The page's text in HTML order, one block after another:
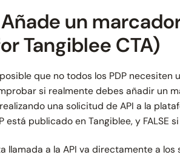
Añade un
Tangiblee CTA)
que no todos los PDP
si realmente debes añadir un
una solicitud de API a la
está publicado en Tangiblee, y FALSE
llamada a la API va directamente a